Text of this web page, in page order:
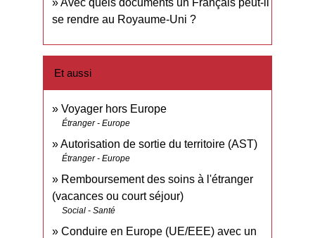
Avec quels documents un Français peut-il
se rendre au Royaume-Uni ?
Et aussi
Voyager hors Europe
Étranger - Europe
Autorisation de sortie du territoire (AST)
Étranger - Europe
Remboursement des soins à l'étranger
(vacances ou court séjour)
Social - Santé
Conduire en Europe (UE/EEE) avec un